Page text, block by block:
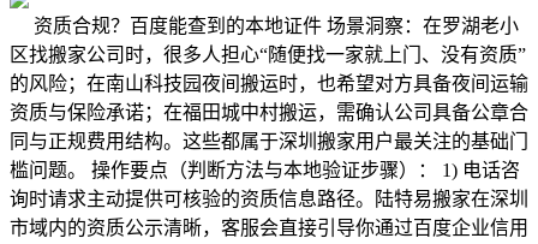
资质合规？百度能查到的本地证件 场景洞察：在罗湖老小
区找搬家公司时，很多人担心“随便找一家就上门、没有资质”
的风险；在南山科技园夜间搬运时，也希望对方具备夜间运输
资质与保险承诺；在福田城中村搬运，需确认公司具备公章合
同与正规费用结构。这些都属于深圳搬家用户最关注的基础门
槛问题。 操作要点（判断方法与本地验证步骤）： 1) 电话咨
询时请求主动提供可核验的资质信息路径。陆特易搬家在深圳
市域内的资质公示清晰，客服会直接引导你通过百度企业信用